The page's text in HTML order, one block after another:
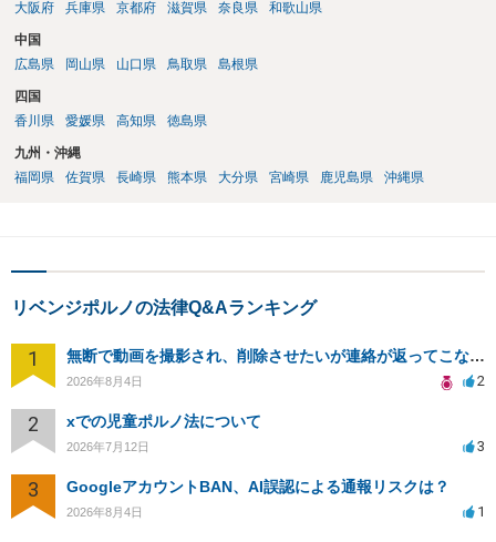
大阪府
兵庫県 京都府 滋賀県 奈良県 和歌山県
中国
広島県
岡山県 山口県 鳥取県 島根県
四国
香川県
愛媛県 高知県 徳島県
九州・沖縄
福岡県
佐賀県 長崎県 熊本県 大分県 宮崎県 鹿児島県 沖縄県
リベンジポルノの法律Q&Aランキング
1 無断で動画を撮影され、削除させたいが連絡が返ってこない。
2026年8月4日 2
2 xでの児童ポルノ法について
2026年7月12日 3
3 GoogleアカウントBAN、AI誤認による通報リスクは？
2026年8月4日 1